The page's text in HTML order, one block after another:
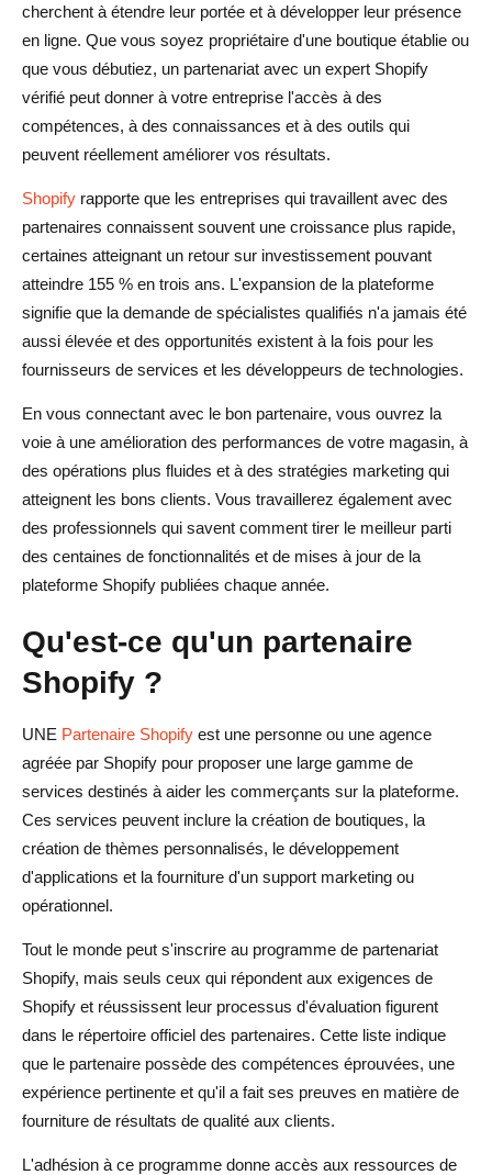
cherchent à étendre leur portée et à développer leur présence
en ligne. Que vous soyez propriétaire d'une boutique établie ou
que vous débutiez, un partenariat avec un expert Shopify
vérifié peut donner à votre entreprise l'accès à des
compétences, à des connaissances et à des outils qui
peuvent réellement améliorer vos résultats.
Shopify rapporte que les entreprises qui travaillent avec des
partenaires connaissent souvent une croissance plus rapide,
certaines atteignant un retour sur investissement pouvant
atteindre 155 % en trois ans. L'expansion de la plateforme
signifie que la demande de spécialistes qualifiés n'a jamais été
aussi élevée et des opportunités existent à la fois pour les
fournisseurs de services et les développeurs de technologies.
En vous connectant avec le bon partenaire, vous ouvrez la
voie à une amélioration des performances de votre magasin, à
des opérations plus fluides et à des stratégies marketing qui
atteignent les bons clients. Vous travaillerez également avec
des professionnels qui savent comment tirer le meilleur parti
des centaines de fonctionnalités et de mises à jour de la
plateforme Shopify publiées chaque année.
Qu'est-ce qu'un partenaire
Shopify ?
UNE Partenaire Shopify est une personne ou une agence
agréée par Shopify pour proposer une large gamme de
services destinés à aider les commerçants sur la plateforme.
Ces services peuvent inclure la création de boutiques, la
création de thèmes personnalisés, le développement
d'applications et la fourniture d'un support marketing ou
opérationnel.
Tout le monde peut s'inscrire au programme de partenariat
Shopify, mais seuls ceux qui répondent aux exigences de
Shopify et réussissent leur processus d'évaluation figurent
dans le répertoire officiel des partenaires. Cette liste indique
que le partenaire possède des compétences éprouvées, une
expérience pertinente et qu'il a fait ses preuves en matière de
fourniture de résultats de qualité aux clients.
L'adhésion à ce programme donne accès aux ressources de